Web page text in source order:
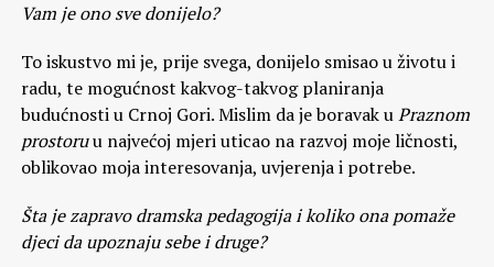
Vam je ono sve donijelo?
To iskustvo mi je, prije svega, donijelo smisao u životu i
radu, te mogućnost kakvog-takvog planiranja
budućnosti u Crnoj Gori. Mislim da je boravak uPraznom
prostoruu najvećoj mjeri uticao na razvoj moje ličnosti,
oblikovao moja interesovanja, uvjerenja i potrebe.
Šta je zapravo dramska pedagogija i koliko ona pomaže
djeci da upoznaju sebe i druge?